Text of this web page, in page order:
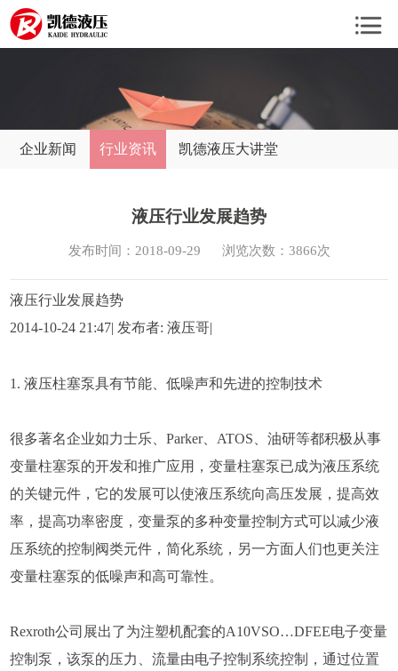
企业新闻 行业资讯 凯德液压大讲堂
液压行业发展趋势
发布时间：2018-09-29 浏览次数：3866次
液压行业发展趋势
2014-10-24 21:47| 发布者: 液压哥|
1. 液压柱塞泵具有节能、低噪声和先进的控制技术
很多著名企业如力士乐、Parker、ATOS、油研等都积极从事
变量柱塞泵的开发和推广应用，变量柱塞泵已成为液压系统
的关键元件，它的发展可以使液压系统向高压发展，提高效
率，提高功率密度，变量泵的多种变量控制方式可以减少液
压系统的控制阀类元件，简化系统，另一方面人们也更关注
变量柱塞泵的低噪声和高可靠性。
Rexroth公司展出了为注塑机配套的A10VSO…DFEE电子变量
控制泵，该泵的压力、流量由电子控制系统控制，通过位置